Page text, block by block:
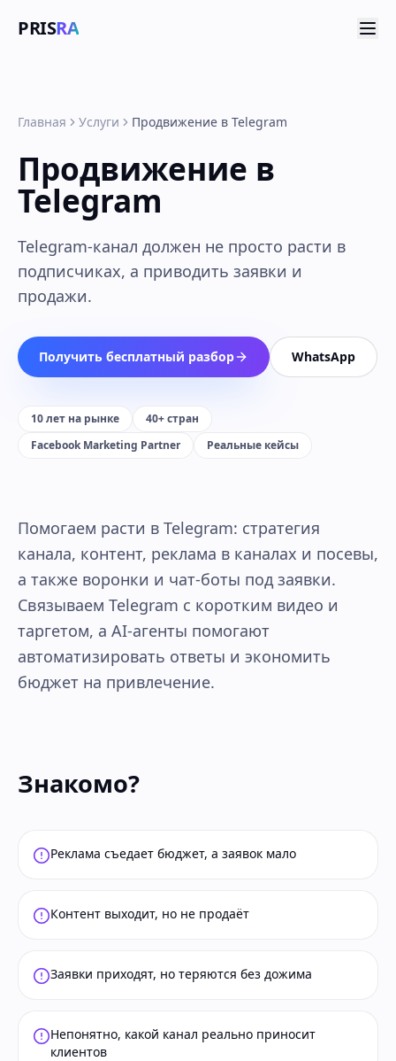
PRISRA
Главная Услуги Продвижение в Telegram
Продвижение в
Telegram
Telegram-канал должен не просто расти в
подписчиках, а приводить заявки и
продажи.
Получить бесплатный разбор WhatsApp
10 лет на рынке
40+ стран
Facebook Marketing Partner
Реальные кейсы
Помогаем расти в Telegram: стратегия
канала, контент, реклама в каналах и посевы,
а также воронки и чат-боты под заявки.
Связываем Telegram с коротким видео и
таргетом, а AI-агенты помогают
автоматизировать ответы и экономить
бюджет на привлечение.
Знакомо?
Реклама съедает бюджет, а заявок мало
Контент выходит, но не продаёт
Заявки приходят, но теряются без дожима
Непонятно, какой канал реально приносит
клиентов